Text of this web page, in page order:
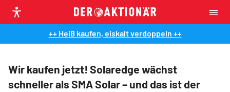
++ Heiß kaufen, eiskalt verdoppeln ++
Wir kaufen jetzt! Solaredge wächst
schneller als SMA Solar – und das ist der